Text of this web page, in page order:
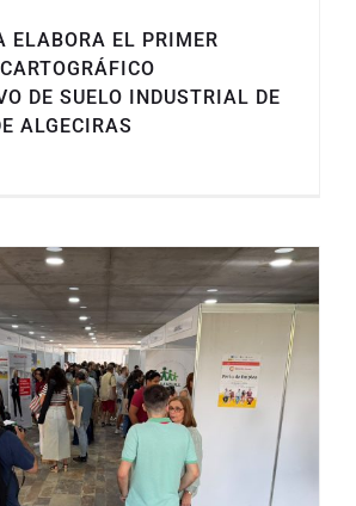
ELABORA EL PRIMER
DE SUELO INDUSTRIAL DE
ALGECIRAS